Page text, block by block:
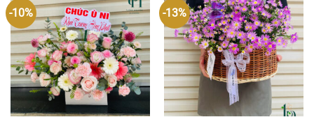
-10% -13%